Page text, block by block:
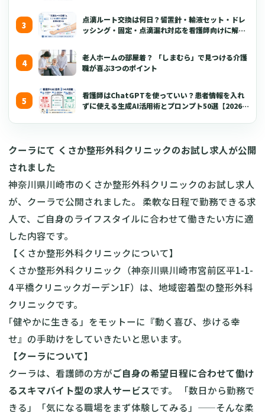
点滴ルート交換は何日？留置針・輸液セット・ドレ
ッシング・固定・点滴漏れ対応を看護師向けに解説
老人ホームの部屋着？ 「しまむら」で見つける介護
職が喜ぶ3つのポイント
看護師はChatGPTを使っていい？患者情報を入れ
ずに使える生成AI活用術とプロンプト50選【2026年
クーラにて くさか整形外科クリニックのお試し求人が公開
されました
神奈川県川崎市のくさか整形外科クリニックのお試し求人
が、クーラで公開されました。 柔軟な日程で勤務できる求
人で、ご自身のライフスタイルに合わせて働きたい方に適
した内容です。
【くさか整形外科クリニックについて】
くさか整形外科クリニック（神奈川県川崎市宮前区平1-1-
4 平橋クリニックガーデン1F）は、地域密着型の整形外科
クリニックです。
｢健やかに生きる」をモットーに『動く喜び、歩ける幸
せ』の手助けをしていきたいと思います。
【クーラについて】
クーラは、看護師の方がご自身の希望日程に合わせて働け
るスキマバイト型の求人サービスです。 「数日から勤務で
きる」「気になる職場をまず体験してみる」——そんな柔